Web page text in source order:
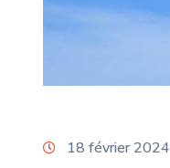
18 février 2024